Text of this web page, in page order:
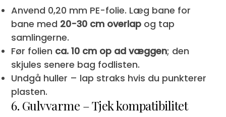
Anvend 0,20 mm PE-folie. Læg bane for
bane med 20-30 cm overlap og tap
samlingerne.
Før folien ca. 10 cm op ad væggen; den
skjules senere bag fodlisten.
Undgå huller – lap straks hvis du punkterer
plasten.
6. Gulvvarme – Tjek kompatibilitet